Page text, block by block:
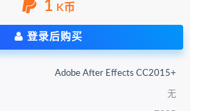
1 K币
登录后购买
Adobe After Effects CC2015+
无